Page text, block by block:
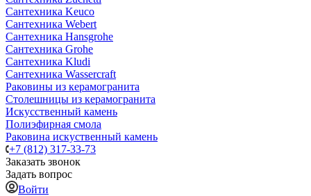
Сантехника Keuco
Сантехника Webert
Сантехника Hansgrohe
Сантехника Grohe
Сантехника Kludi
Сантехника Wassercraft
Раковины из керамогранита
Столешницы из керамогранита
Искусственный камень
Полиэфирная смола
Раковина искуственный камень
+7 (812) 317-33-73
Заказать звонок
Задать вопрос
Войти